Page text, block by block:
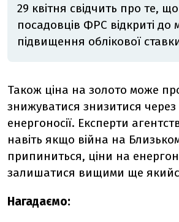
29 квітня свідчить про те,
посадовців ФРС відкриті до
підвищення облікової
Також ціна на золото може
знижуватися знизитися через
енергоносії. Експерти
навіть якщо війна на
припиниться, ціни на
залишатися вищими ще
Нагадаємо: